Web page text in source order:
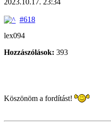
#618
lex094
Hozzászólások: 393
Köszönöm a fordítást!